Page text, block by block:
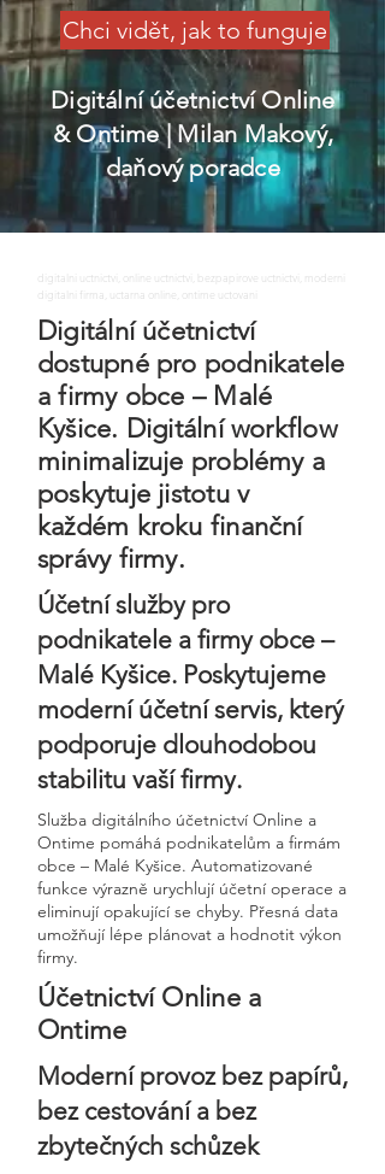
Chci vidět, jak to funguje
Digitální účetnictví Online
& Ontime| Milan Makový,
daňový poradce
digitalni uctnictvi, online uctnictvi, bezpapirove uctnictvi, moderni
digitalni firma, uctarna online, ontime uctovani
Digitální účetnictví
dostupné pro podnikatele
a firmy obce – Malé
Kyšice. Digitální workflow
minimalizuje problémy a
poskytuje jistotu v
každém kroku finanční
správy firmy.
Účetní služby pro
podnikatele a firmy obce –
Malé Kyšice. Poskytujeme
moderní účetní servis, který
podporuje dlouhodobou
stabilitu vaší firmy.
Služba digitálního účetnictví Online a
Ontime pomáhá podnikatelům a firmám
obce – Malé Kyšice. Automatizované
funkce výrazně urychlují účetní operace a
eliminují opakující se chyby. Přesná data
umožňují lépe plánovat a hodnotit výkon
firmy.
Účetnictví Online a
Ontime
Moderní provoz bez papírů,
bez cestování a bez
zbytečných schůzek